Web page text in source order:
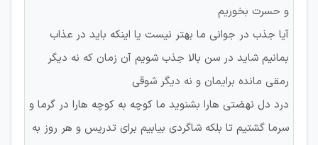
و حسرت بخوریم
آیا جذب در جوانی ما بهتر نیست یا اینکه باید در عذاب
بمانیم شاید در سن بالا جذب شویم آن زمان که نه دیگر
رمقی مانده برایمان و نه دیگر شوقی
درد دل نهضتی هارا بشنوید ما کوچه به کوچه هارا در گرما و
سرما گشتیم تا بلکه شاگردی بیابیم برای تدریس و هر روز به